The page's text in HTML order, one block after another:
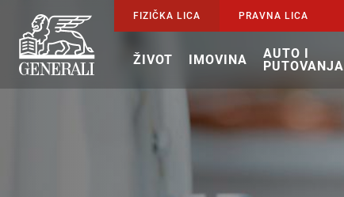
FIZIČKA LICA PRAVNA LICA
ŽIVOT IMOVINA
AUTO I
PUTOVANJA